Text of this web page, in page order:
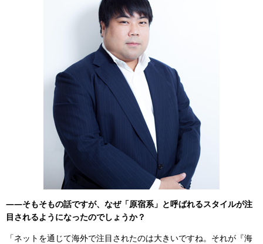
――そもそもの話ですが、なぜ「原宿系」と呼ばれるスタイルが注
目されるようになったのでしょうか？
「ネットを通じて海外で注目されたのは大きいですね。それが『海